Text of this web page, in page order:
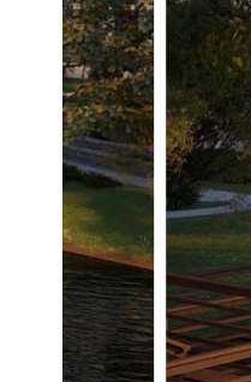
ЖК River Residence
Преимущества дома
Уникальный формат
Премиальная
апартаментов,
потолки
Панорамные
панорамными
парк"Серебряный
близость к воде.
Видовые